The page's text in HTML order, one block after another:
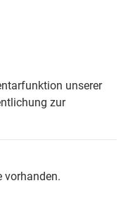
unserer
zur
vorhanden.